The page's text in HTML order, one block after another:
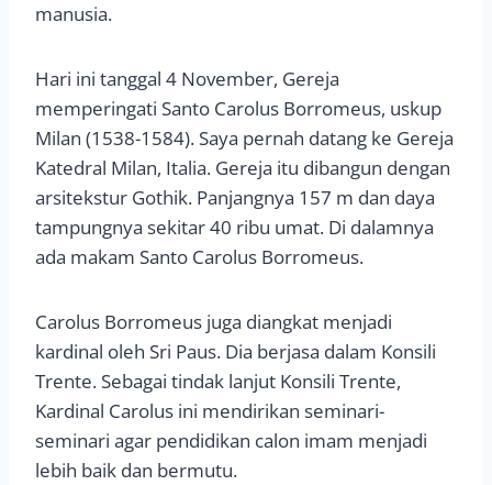
manusia.
Hari ini tanggal 4 November, Gereja
memperingati Santo Carolus Borromeus, uskup
Milan (1538-1584). Saya pernah datang ke Gereja
Katedral Milan, Italia. Gereja itu dibangun dengan
arsitekstur Gothik. Panjangnya 157 m dan daya
tampungnya sekitar 40 ribu umat. Di dalamnya
ada makam Santo Carolus Borromeus.
Carolus Borromeus juga diangkat menjadi
kardinal oleh Sri Paus. Dia berjasa dalam Konsili
Trente. Sebagai tindak lanjut Konsili Trente,
Kardinal Carolus ini mendirikan seminari-
seminari agar pendidikan calon imam menjadi
lebih baik dan bermutu.